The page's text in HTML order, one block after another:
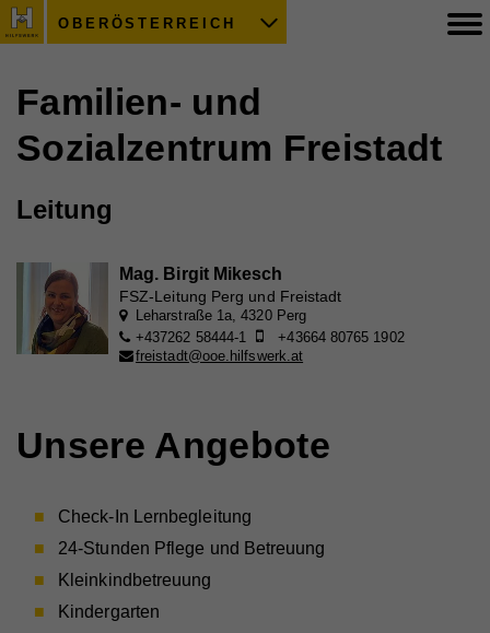
OBERÖSTERREICH
Familien- und
Sozialzentrum Freistadt
Leitung
Mag. Birgit Mikesch
FSZ-Leitung Perg und Freistadt
Leharstraße 1a, 4320 Perg
+437262 58444-1
+43664 80765 1902
freistadt@ooe.hilfswerk.at
Unsere Angebote
Check-In Lernbegleitung
24-Stunden Pflege und Betreuung
Kleinkindbetreuung
Kindergarten